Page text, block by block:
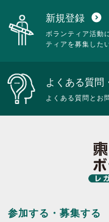
新規登録 expand_circle_down
ボランティア活動
ティアを募集した
よくある質問
よくある質問とお
参加する・募集する